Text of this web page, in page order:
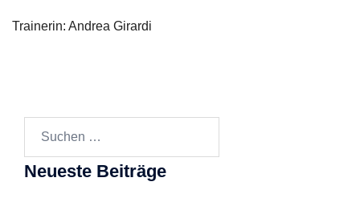
Trainerin: Andrea Girardi
Neueste Beiträge